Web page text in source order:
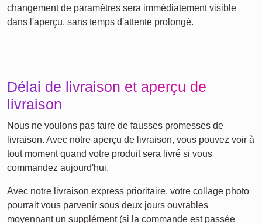
changement de paramètres sera immédiatement visible
dans l'aperçu, sans temps d'attente prolongé.
Délai de livraison et aperçu de
livraison
Nous ne voulons pas faire de fausses promesses de
livraison. Avec notre aperçu de livraison, vous pouvez voir à
tout moment quand votre produit sera livré si vous
commandez aujourd'hui.
Avec notre livraison express prioritaire, votre collage photo
pourrait vous parvenir sous deux jours ouvrables
moyennant un supplément (si la commande est passée